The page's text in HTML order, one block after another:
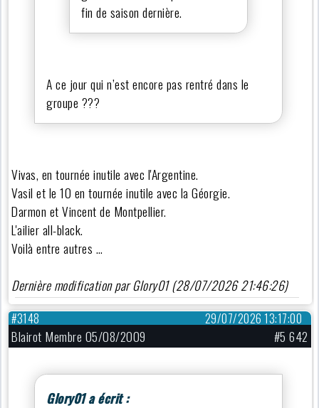
fin de saison dernière.
A ce jour qui n’est encore pas rentré dans le
groupe ???
Vivas, en tournée inutile avec l'Argentine.
Vasil et le 10 en tournée inutile avec la Géorgie.
Darmon et Vincent de Montpellier.
L'ailier all-black.
Voilà entre autres …
Dernière modification par Glory01 (28/07/2026 21:46:26)
29/07/2026 13:17:00
#3148
Blairot Membre 05/08/2009 #5 642
Glory01 a écrit :